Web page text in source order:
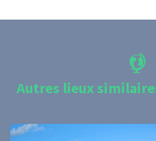
Autres lieux